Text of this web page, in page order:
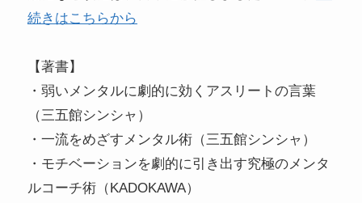
続きはこちらから
【著書】
・弱いメンタルに劇的に効くアスリートの言葉
（三五館シンシャ）
・一流をめざすメンタル術（三五館シンシャ）
・モチベーションを劇的に引き出す究極のメンタ
ルコーチ術（KADOKAWA）